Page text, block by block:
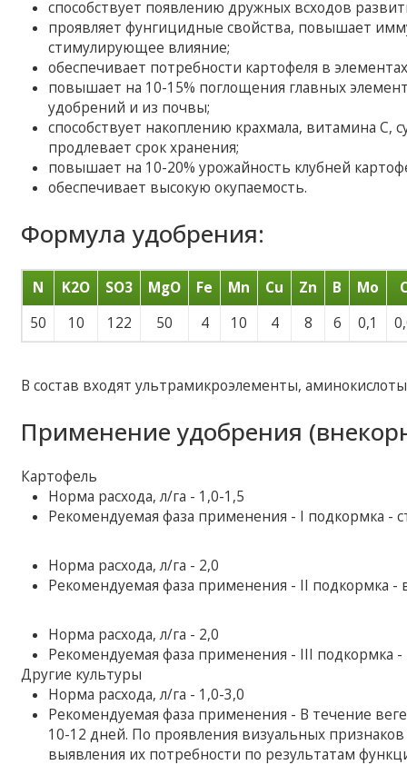
способствует появлению дружных всходов
проявляет фунгицидные свойства, повышает
стимулирующее влияние;
обеспечивает потребности картофеля в
повышает на 10-15% поглощения главных
удобрений и из почвы;
способствует накоплению крахмала, витамина С,
продлевает срок хранения;
повышает на 10-20% урожайность клубней
обеспечивает высокую окупаемость.
Формула удобрения:
N K2O SO3 MgO Fe Mn Cu Zn B Mo
50
10 122 50 4 10 4 8 6 0,1
В состав входят ультрамикроэлементы,
Применение удобрения
Картофель
Норма расхода, л/га - 1,0-1,5
Рекомендуемая фаза применения - І подкормка -
Норма расхода, л/га - 2,0
Рекомендуемая фаза применения - II подкормка -
Норма расхода, л/га - 2,0
Рекомендуемая фаза применения - III подкормка -
Другие культуры
Норма расхода, л/га - 1,0-3,0
Рекомендуемая фаза применения - В течение
10-12 дней. По проявления визуальных
выявления их потребности по результатам